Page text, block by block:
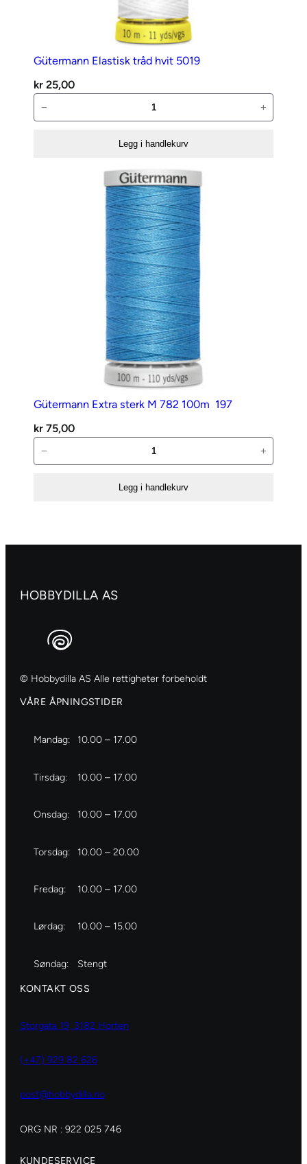
Gütermann Elastisk tråd hvit 5019
kr 25,00
Elastisk
− +
Legg i handlekurv
Gütermann Extra sterk M 782 100m  197
kr 75,00
Extra
− +
Legg i handlekurv
HOBBYDILLA AS
© Hobbydilla AS Alle rettigheter forbeholdt
VÅRE ÅPNINGSTIDER
Mandag: 10.00 – 17.00
Tirsdag: 10.00 – 17.00
Onsdag: 10.00 – 17.00
Torsdag: 10.00 – 20.00
Fredag: 10.00 – 17.00
Lørdag: 10.00 – 15.00
Søndag: Stengt
KONTAKT OSS
Storgata 19, 3182 Horten
(+47) 929 82 626
post@hobbydilla.no
ORG NR : 922 025 746
KUNDESERVICE